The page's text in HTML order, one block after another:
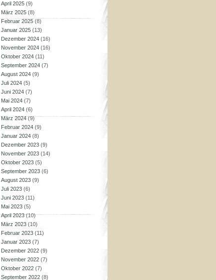
April 2025 (9)
März 2025 (8)
Februar 2025 (8)
Januar 2025 (13)
Dezember 2024 (16)
November 2024 (16)
Oktober 2024 (11)
September 2024 (7)
August 2024 (9)
Juli 2024 (5)
Juni 2024 (7)
Mai 2024 (7)
April 2024 (6)
März 2024(9)
Februar 2024 (9)
Januar 2024 (8)
Dezember 2023 (9)
November 2023 (14)
Oktober 2023 (5)
September 2023 (6)
August 2023 (9)
Juli 2023 (6)
Juni 2023 (11)
Mai 2023 (5)
April 2023(10)
März 2023 (10)
Februar 2023 (11)
Januar 2023 (7)
Dezember 2022 (9)
November 2022 (7)
Oktober 2022 (7)
September 2022 (8)